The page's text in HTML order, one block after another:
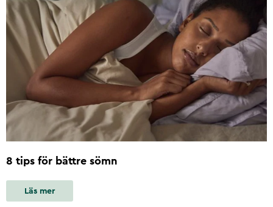
8 tips för bättre sömn
Läs mer